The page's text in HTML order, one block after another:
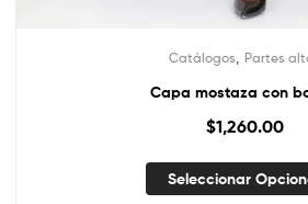
Catálogos Partes
Capa mostaza con
$1,260.00
Seleccionar